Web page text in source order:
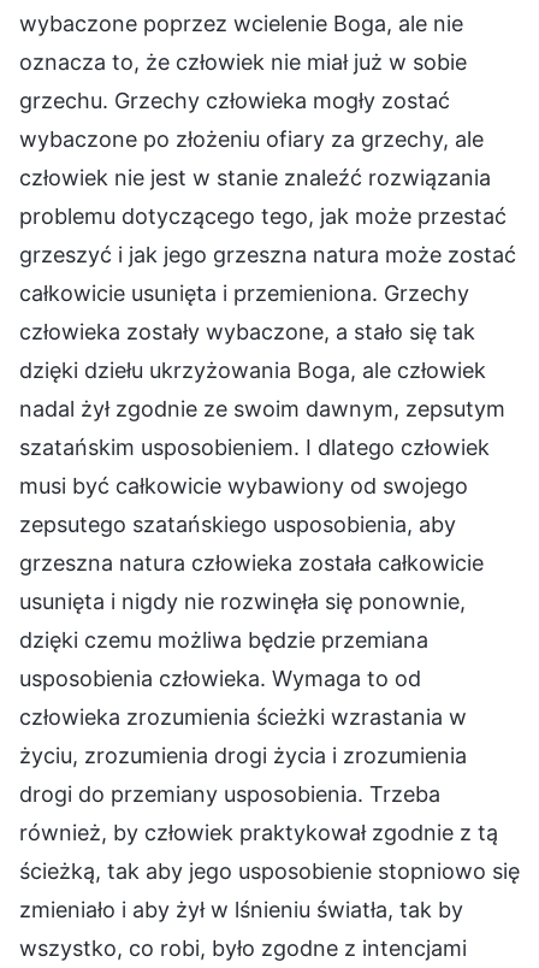
wybaczone poprzez wcielenie Boga, ale nie
oznacza to, że człowiek nie miał już w sobie
grzechu. Grzechy człowieka mogły zostać
wybaczone po złożeniu ofiary za grzechy, ale
człowiek nie jest w stanie znaleźć rozwiązania
problemu dotyczącego tego, jak może przestać
grzeszyć i jak jego grzeszna natura może zostać
całkowicie usunięta i przemieniona. Grzechy
człowieka zostały wybaczone, a stało się tak
dzięki dziełu ukrzyżowania Boga, ale człowiek
nadal żył zgodnie ze swoim dawnym, zepsutym
szatańskim usposobieniem. I dlatego człowiek
musi być całkowicie wybawiony od swojego
zepsutego szatańskiego usposobienia, aby
grzeszna natura człowieka została całkowicie
usunięta i nigdy nie rozwinęła się ponownie,
dzięki czemu możliwa będzie przemiana
usposobienia człowieka. Wymaga to od
człowieka zrozumienia ścieżki wzrastania w
życiu, zrozumienia drogi życia i zrozumienia
drogi do przemiany usposobienia. Trzeba
również, by człowiek praktykował zgodnie z tą
ścieżką, tak aby jego usposobienie stopniowo się
zmieniało i aby żył w lśnieniu światła, tak by
wszystko, co robi, było zgodne z intencjami